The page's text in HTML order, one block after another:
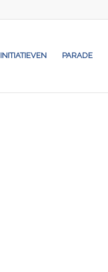
INITIATIEVEN PARADE